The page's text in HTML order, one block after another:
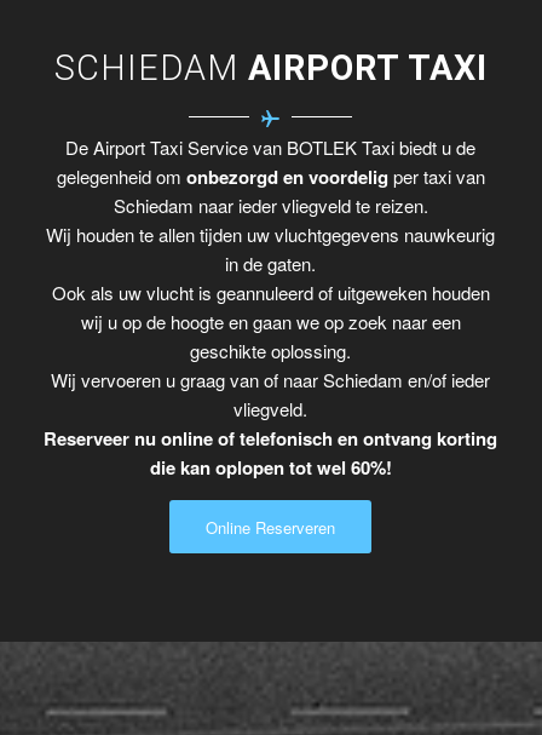
SCHIEDAM AIRPORT TAXI
De Airport Taxi Service van BOTLEK Taxi biedt u de
gelegenheid om onbezorgd en voordelig per taxi van
Schiedam naar ieder vliegveld te reizen.
Wij houden te allen tijden uw vluchtgegevens nauwkeurig
in de gaten.
Ook als uw vlucht is geannuleerd of uitgeweken houden
wij u op de hoogte en gaan we op zoek naar een
geschikte oplossing.
Wij vervoeren u graag van of naar Schiedam en/of ieder
vliegveld.
Reserveer nu online of telefonisch en ontvang korting
die kan oplopen tot wel 60%!
Online Reserveren